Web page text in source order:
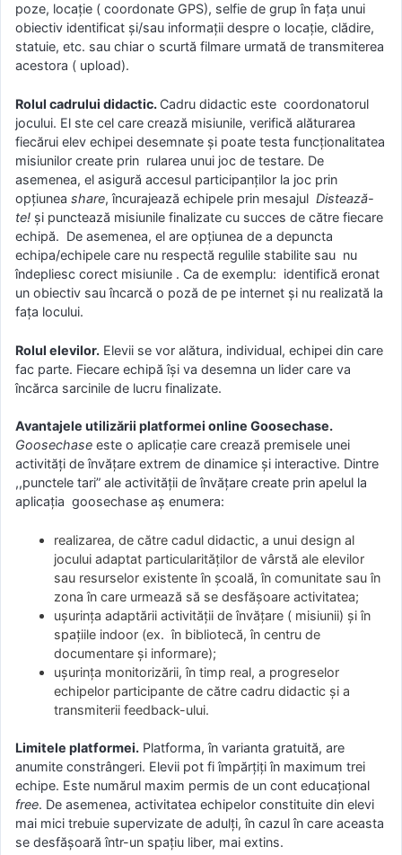
poze, locație ( coordonate GPS), selfie de grup în fața unui
obiectiv identificat și/sau informații despre o locație, clădire,
statuie, etc. sau chiar o scurtă filmare urmată de transmiterea
acestora ( upload).
Rolul cadrului didactic. Cadru didactic este coordonatorul
jocului. El ste cel care crează misiunile, verifică alăturarea
fiecărui elev echipei desemnate și poate testa funcționalitatea
misiunilor create prin rularea unui joc de testare. De
asemenea, el asigură accesul participanților la joc prin
opțiunea share, încurajează echipele prin mesajul Distează-
te! și punctează misiunile finalizate cu succes de către fiecare
echipă. De asemenea, el are opțiunea de a depuncta
echipa/echipele care nu respectă regulile stabilite sau nu
îndepliesc corect misiunile . Ca de exemplu: identifică eronat
un obiectiv sau încarcă o poză de pe internet și nu realizată la
fața locului.
Rolul elevilor. Elevii se vor alătura, individual, echipei din care
fac parte. Fiecare echipă își va desemna un lider care va
încărca sarcinile de lucru finalizate.
Avantajele utilizării platformei online Goosechase.
Goosechase este o aplicație care crează premisele unei
activități de învățare extrem de dinamice și interactive. Dintre
,,punctele tari” ale activității de învățare create prin apelul la
aplicația goosechase aș enumera:
realizarea, de către cadul didactic, a unui design al
jocului adaptat particularităților de vârstă ale elevilor
sau resurselor existente în școală, în comunitate sau în
zona în care urmează să se desfășoare activitatea;
ușurința adaptării activității de învățare ( misiunii) și în
spațiile indoor (ex. în bibliotecă, în centru de
documentare și informare);
ușurința monitorizării, în timp real, a progreselor
echipelor participante de către cadru didactic și a
transmiterii feedback-ului.
Limitele platformei. Platforma, în varianta gratuită, are
anumite constrângeri. Elevii pot fi împărțiți în maximum trei
echipe. Este numărul maxim permis de un cont educațional
free. De asemenea, activitatea echipelor constituite din elevi
mai mici trebuie supervizate de adulți, în cazul în care aceasta
se desfășoară într-un spațiu liber, mai extins.